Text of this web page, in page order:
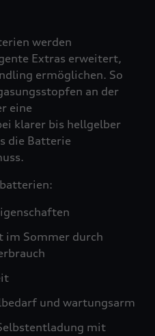
werden
Extras erweitert,
ermöglichen. So
an der
eine
klarer bis hellgelber
die Batterie
im Sommer durch
und wartungsarm
mit